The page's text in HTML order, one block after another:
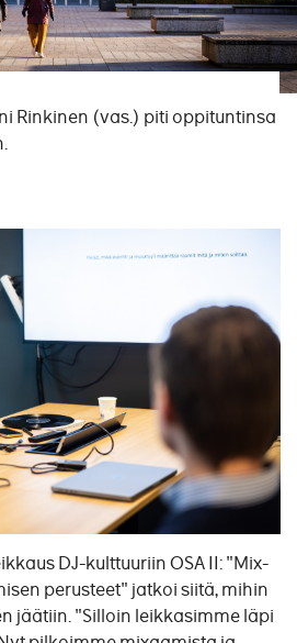
Rinkinen (vas.) piti oppituntinsa
DJ-kulttuuriin OSA II: "Mix-
perusteet" jatkoi siitä, mihin
jäätiin. "Silloin leikkasimme läpi